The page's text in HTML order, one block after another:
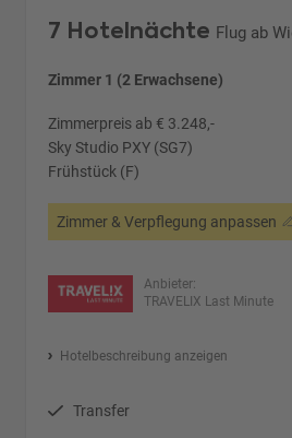
7 Hotelnächte Flug ab
Zimmer 1 (2 Erwachsene)
Zimmerpreis ab € 3.248,-
Sky Studio PXY (SG7)
Frühstück (F)
Zimmer & Verpflegung anpassen
Anbieter:
TRAVELIX Last Minute
Hotelbeschreibung anzeigen
Transfer